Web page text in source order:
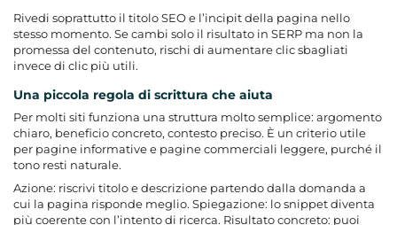
Rivedi soprattutto il titolo SEO e l’incipit della pagina nello
stesso momento. Se cambi solo il risultato in SERP ma non la
promessa del contenuto, rischi di aumentare clic sbagliati
invece di clic più utili.
Una piccola regola di scrittura che aiuta
Per molti siti funziona una struttura molto semplice: argomento
chiaro, beneficio concreto, contesto preciso. È un criterio utile
per pagine informative e pagine commerciali leggere, purché il
tono resti naturale.
Azione: riscrivi titolo e descrizione partendo dalla domanda a
cui la pagina risponde meglio. Spiegazione: lo snippet diventa
più coerente con l’intento di ricerca. Risultato concreto: puoi